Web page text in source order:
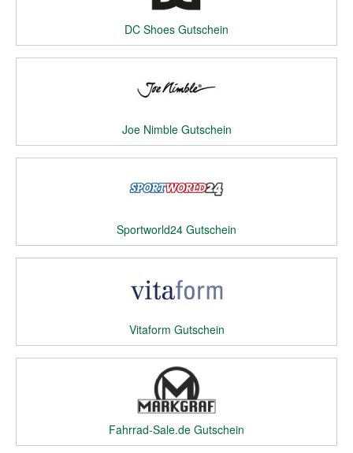
DC Shoes Gutschein
Joe Nimble Gutschein
Sportworld24 Gutschein
Vitaform Gutschein
Fahrrad-Sale.de Gutschein